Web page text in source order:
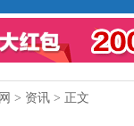
> 资讯 > 正文